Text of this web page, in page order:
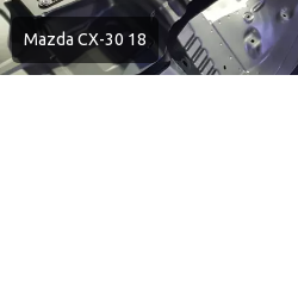
Mazda CX-30 18